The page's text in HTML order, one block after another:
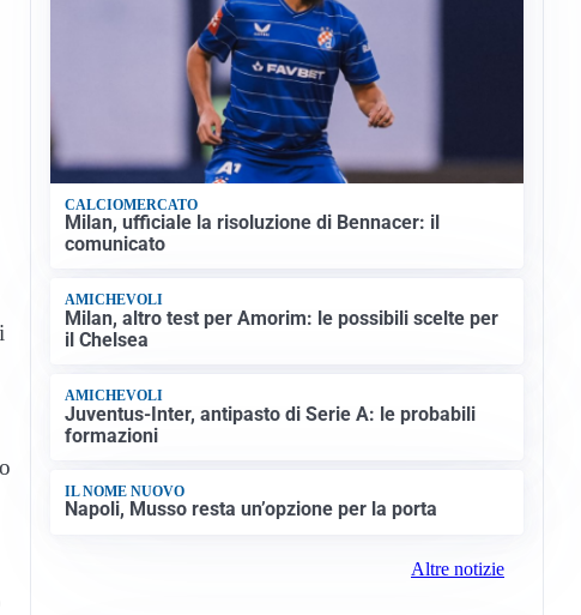
CALCIOMERCATO
Milan, ufficiale la risoluzione di Bennacer: il
comunicato
AMICHEVOLI
Milan, altro test per Amorim: le possibili scelte per
il Chelsea
AMICHEVOLI
Juventus-Inter, antipasto di Serie A: le probabili
formazioni
IL NOME NUOVO
Napoli, Musso resta un’opzione per la porta
Altre notizie